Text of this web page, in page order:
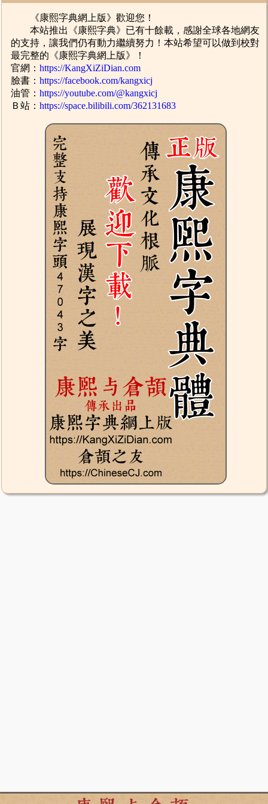
《康熙字典網上版》歡迎您！
本站推出《康熙字典》已有十餘載，感謝全球各地網友
的支持，讓我們仍有動力繼續努力！本站希望可以做到校對
最完整的《康熙字典網上版》！
官網：https://KangXiZiDian.com
臉書：https://facebook.com/kangxicj
油管：https://youtube.com/@kangxicj
Ｂ站：https://space.bilibili.com/362131683